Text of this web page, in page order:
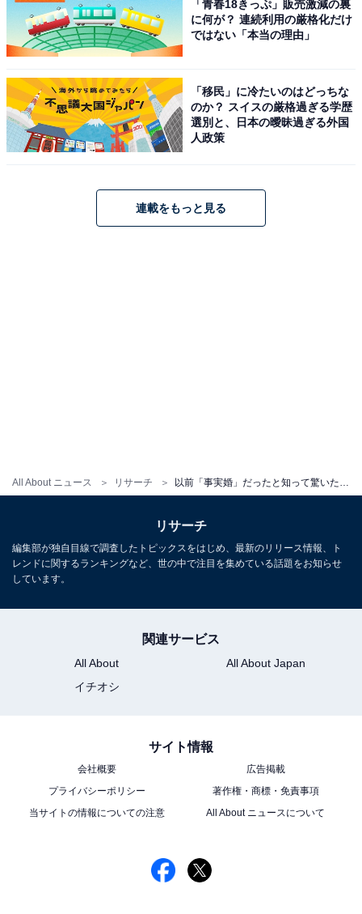
All About ニュース リサーチ
「青春18きっぷ」販売激減の裏
に何が？ 連続利用の厳格化だけ
ではない「本当の理由」
「移民」に冷たいのはどっちな
のか？ スイスの厳格過ぎる学歴
選別と、日本の曖昧過ぎる外国
人政策
連載をもっと見る
リサーチ
編集部が独自目線で調査したトピックスをはじめ、最新のリリース情報、ト
レンドに関するランキングなど、世の中で注目を集めている話題をお知らせ
しています。
関連サービス
All About
All About Japan
イチオシ
サイト情報
会社概要
広告掲載
プライバシーポリシー
著作権・商標・免責事項
当サイトの情報についての注意
All About ニュースについて